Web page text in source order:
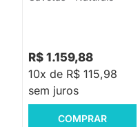
R$ 1.159,88
10x de R$ 115,98
sem juros
COMPRAR